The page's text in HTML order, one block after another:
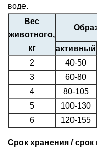
воде.
Вес
животного,
кг
активный
2
40-50
3
60-80
4
80-105
5
100-130
6
120-155
Срок хранения / срок